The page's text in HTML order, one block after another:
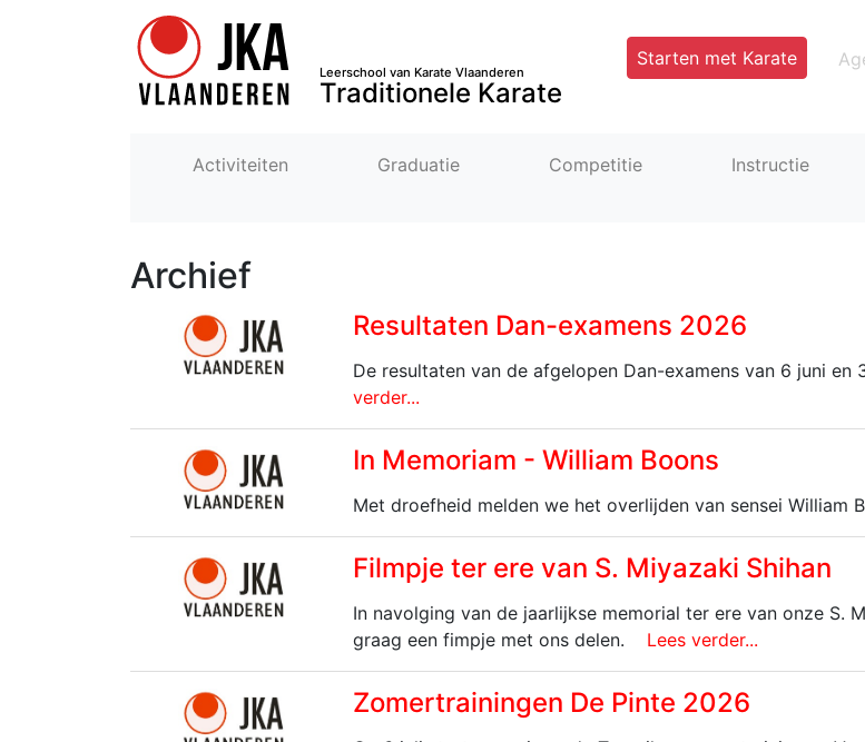
Leerschool van Karate Vlaanderen
Traditionele Karate
Starten met Karate
Activiteiten Graduatie Competitie Instructie
Archief
Resultaten Dan-examens 2026
De resultaten van de afgelopen Dan-examens van 6 juni
verder...
In Memoriam - William Boons
Met droefheid melden we het overlijden van sensei William
Filmpje ter ere van S. Miyazaki Shihan
In navolging van de jaarlijkse memorial ter ere van onze S.
graag een fimpje met ons delen.
Lees verder...
Zomertrainingen De Pinte 2026